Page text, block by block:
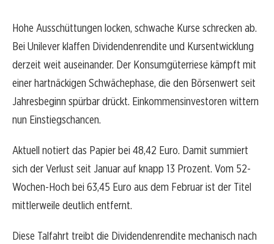
Hohe Ausschüttungen locken, schwache Kurse schrecken ab.
Bei Unilever klaffen Dividendenrendite und Kursentwicklung
derzeit weit auseinander. Der Konsumgüterriese kämpft mit
einer hartnäckigen Schwächephase, die den Börsenwert seit
Jahresbeginn spürbar drückt. Einkommensinvestoren wittern
nun Einstiegschancen.
Aktuell notiert das Papier bei 48,42 Euro. Damit summiert
sich der Verlust seit Januar auf knapp 13 Prozent. Vom 52-
Wochen-Hoch bei 63,45 Euro aus dem Februar ist der Titel
mittlerweile deutlich entfernt.
Diese Talfahrt treibt die Dividendenrendite mechanisch nach